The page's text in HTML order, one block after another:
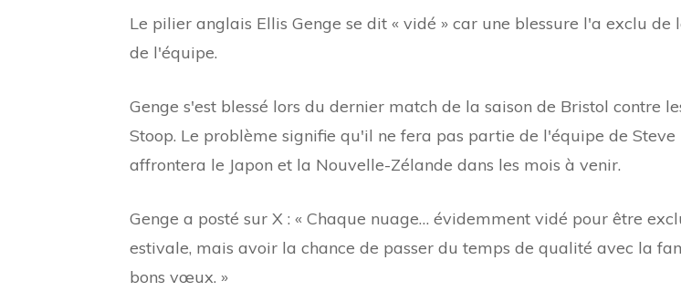
Le pilier anglais Ellis Genge se dit « vidé » car une blessure l'a exclu de
de l'équipe.
Genge s'est blessé lors du dernier match de la saison de Bristol contre
Stoop. Le problème signifie qu'il ne fera pas partie de l'équipe de
affrontera le Japon et la Nouvelle-Zélande dans les mois à venir.
Genge a posté sur X : « Chaque nuage… évidemment vidé pour être
estivale, mais avoir la chance de passer du temps de qualité avec la
bons vœux. »